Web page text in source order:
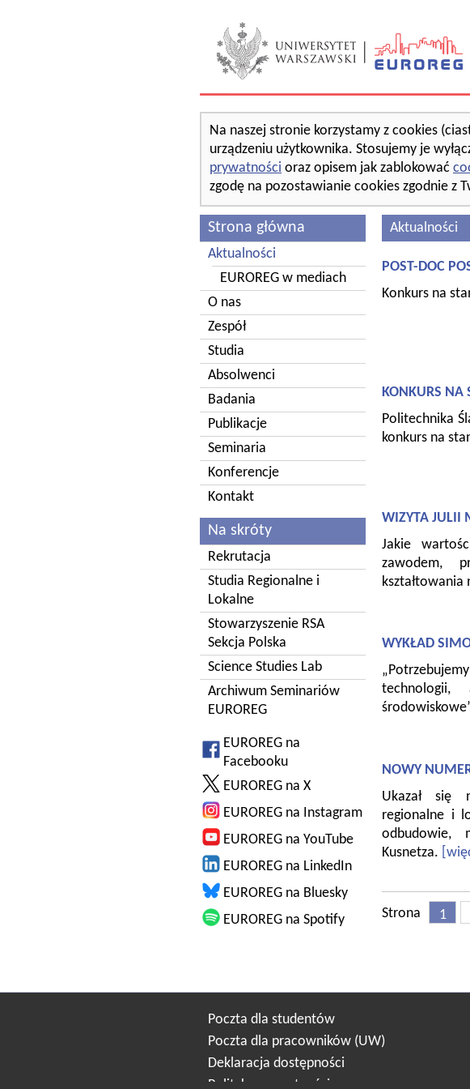
Na naszej stronie korzystamy z cookies
urządzeniu użytkownika. Stosujemy je
prywatności oraz opisem jak zablokować
zgodę na pozostawianie cookies zgodnie z
Strona główna
Aktualności
EUROREG w mediach
O nas
Zespół
Studia
Absolwenci
Badania
Publikacje
Seminaria
Konferencje
Kontakt
Na skróty
Rekrutacja
Studia Regionalne i
Lokalne
Stowarzyszenie RSA
Sekcja Polska
Science Studies Lab
Archiwum Seminariów
EUROREG
EUROREG na
Facebooku
EUROREG na X
EUROREG na Instagram
EUROREG na YouTube
EUROREG na LinkedIn
EUROREG na Bluesky
EUROREG na Spotify
Aktualności
POST-DOC
Konkurs na
KONKURS NA
Politechnika
konkurs na
WIZYTA JULII
Jakie
zawodem,
WYKŁAD
NOWY
Ukazał się
regionalne i
odbudowie,
Kusnetza.
Strona 1
Poczta dla studentów
Poczta dla pracowników (UW)
Deklaracja dostępności
Polityka prywatności